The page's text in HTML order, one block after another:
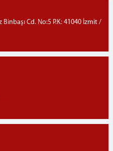
Binbaşı Cd. No:5 P.K: 41040 İzmit /